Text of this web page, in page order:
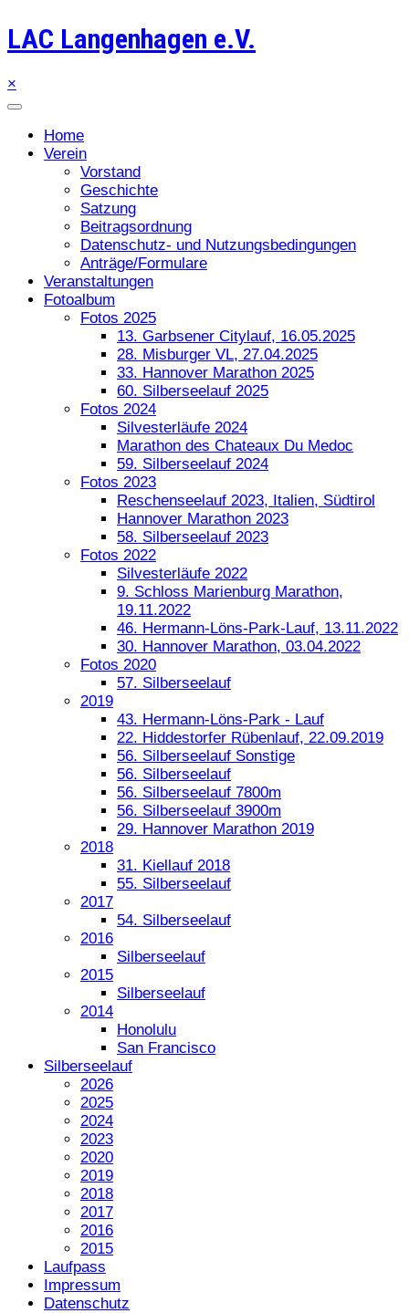
LAC Langenhagen e.V.
×
Home
Verein
Vorstand
Geschichte
Satzung
Beitragsordnung
Datenschutz- und Nutzungsbedingungen
Anträge/Formulare
Veranstaltungen
Fotoalbum
Fotos 2025
13. Garbsener Citylauf, 16.05.2025
28. Misburger VL, 27.04.2025
33. Hannover Marathon 2025
60. Silberseelauf 2025
Fotos 2024
Silvesterläufe 2024
Marathon des Chateaux Du Medoc
59. Silberseelauf 2024
Fotos 2023
Reschenseelauf 2023, Italien, Südtirol
Hannover Marathon 2023
58. Silberseelauf 2023
Fotos 2022
Silvesterläufe 2022
9. Schloss Marienburg Marathon,
19.11.2022
46. Hermann-Löns-Park-Lauf, 13.11.2022
30. Hannover Marathon, 03.04.2022
Fotos 2020
57. Silberseelauf
2019
43. Hermann-Löns-Park - Lauf
22. Hiddestorfer Rübenlauf, 22.09.2019
56. Silberseelauf Sonstige
56. Silberseelauf
56. Silberseelauf 7800m
56. Silberseelauf 3900m
29. Hannover Marathon 2019
2018
31. Kiellauf 2018
55. Silberseelauf
2017
54. Silberseelauf
2016
Silberseelauf
2015
Silberseelauf
2014
Honolulu
San Francisco
Silberseelauf
2026
2025
2024
2023
2020
2019
2018
2017
2016
2015
Laufpass
Impressum
Datenschutz